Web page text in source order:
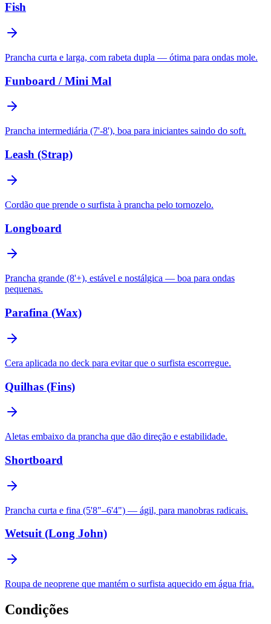
Fish
Prancha curta e larga, com rabeta dupla — ótima para ondas mole.
Funboard / Mini Mal
Prancha intermediária (7'-8'), boa para iniciantes saindo do soft.
Leash (Strap)
Cordão que prende o surfista à prancha pelo tornozelo.
Longboard
Prancha grande (8'+), estável e nostálgica — boa para ondas
pequenas.
Parafina (Wax)
Cera aplicada no deck para evitar que o surfista escorregue.
Quilhas (Fins)
Aletas embaixo da prancha que dão direção e estabilidade.
Shortboard
Prancha curta e fina (5'8"–6'4") — ágil, para manobras radicais.
Wetsuit (Long John)
Roupa de neoprene que mantém o surfista aquecido em água fria.
Condições